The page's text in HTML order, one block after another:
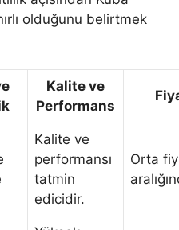
olduğunu belirtmek
Kalite ve
Performans
Kalite ve
performansı
tatmin
edicidir.
Orta